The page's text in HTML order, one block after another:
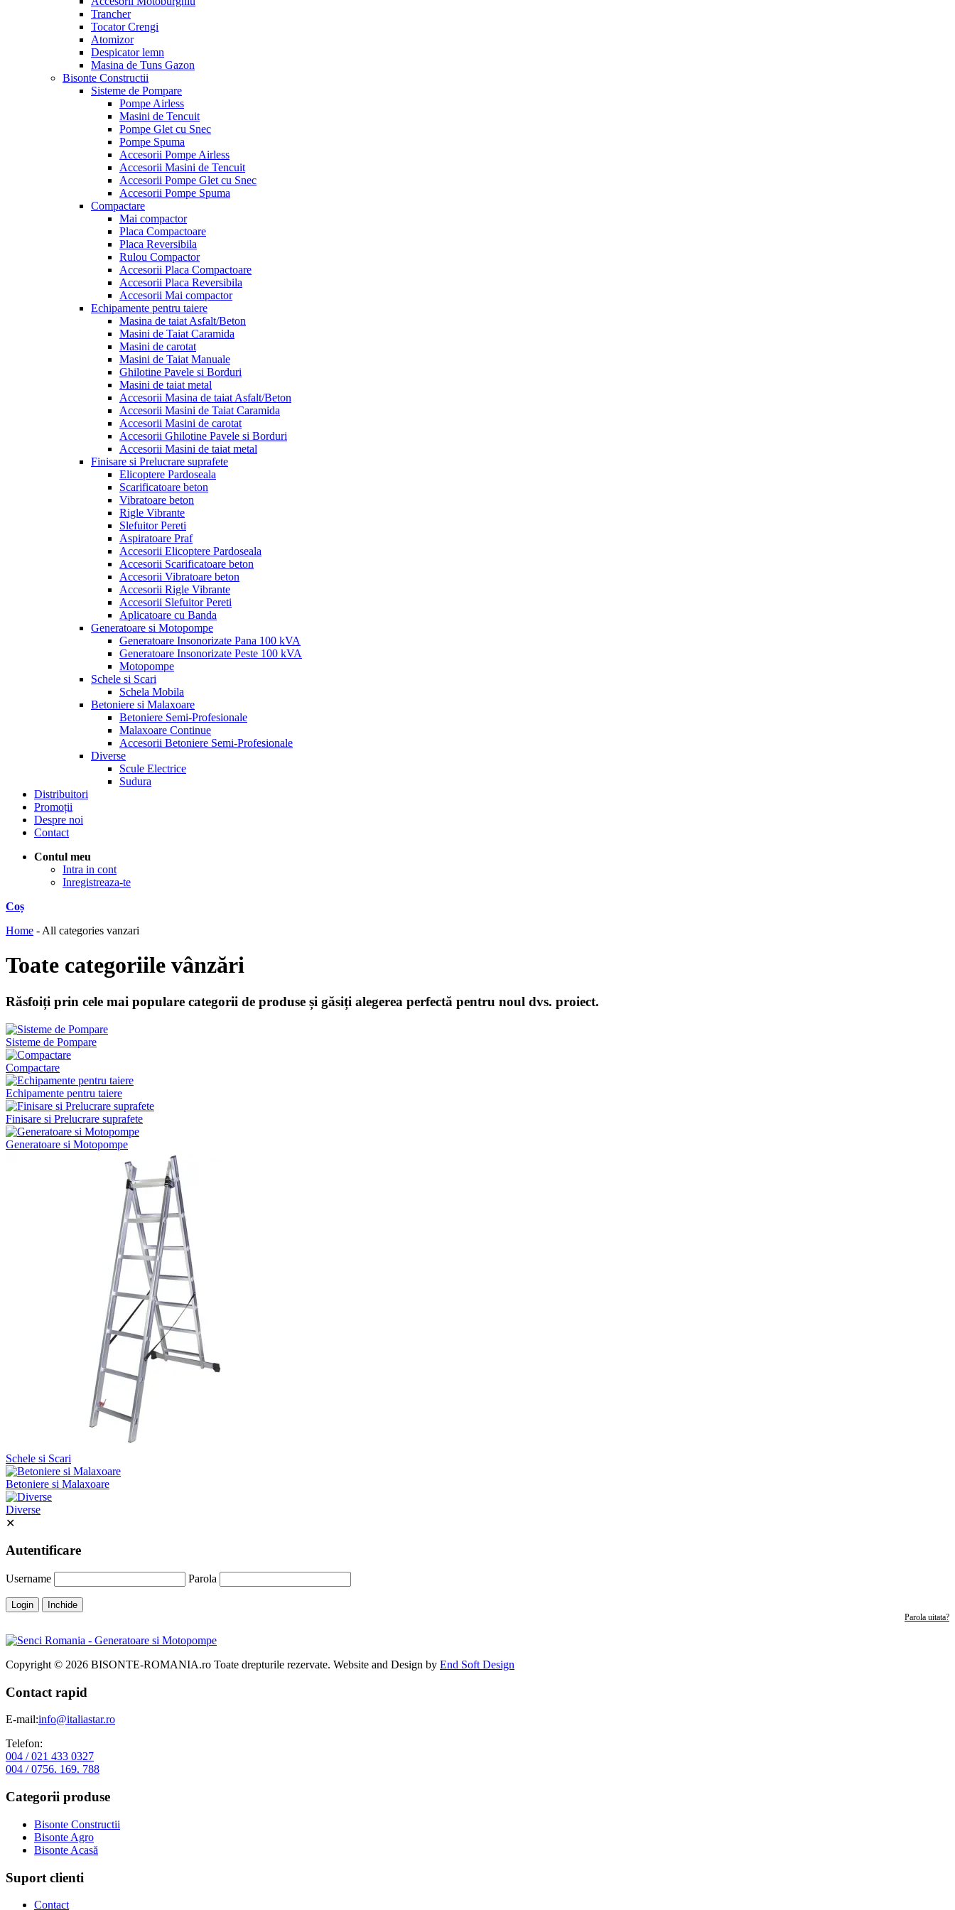
Trancher
Tocator Crengi
Atomizor
Despicator lemn
Masina de Tuns Gazon
Bisonte Constructii
Sisteme de Pompare
Pompe Airless
Masini de Tencuit
Pompe Glet cu Snec
Pompe Spuma
Accesorii Pompe Airless
Accesorii Masini de Tencuit
Accesorii Pompe Glet cu Snec
Accesorii Pompe Spuma
Compactare
Mai compactor
Placa Compactoare
Placa Reversibila
Rulou Compactor
Accesorii Placa Compactoare
Accesorii Placa Reversibila
Accesorii Mai compactor
Echipamente pentru taiere
Masina de taiat Asfalt/Beton
Masini de Taiat Caramida
Masini de carotat
Masini de Taiat Manuale
Ghilotine Pavele si Borduri
Masini de taiat metal
Accesorii Masina de taiat Asfalt/Beton
Accesorii Masini de Taiat Caramida
Accesorii Masini de carotat
Accesorii Ghilotine Pavele si Borduri
Accesorii Masini de taiat metal
Finisare si Prelucrare suprafete
Elicoptere Pardoseala
Scarificatoare beton
Vibratoare beton
Rigle Vibrante
Slefuitor Pereti
Aspiratoare Praf
Accesorii Elicoptere Pardoseala
Accesorii Scarificatoare beton
Accesorii Vibratoare beton
Accesorii Rigle Vibrante
Accesorii Slefuitor Pereti
Aplicatoare cu Banda
Generatoare si Motopompe
Generatoare Insonorizate Pana 100 kVA
Generatoare Insonorizate Peste 100 kVA
Motopompe
Schele si Scari
Schela Mobila
Betoniere si Malaxoare
Betoniere Semi-Profesionale
Malaxoare Continue
Accesorii Betoniere Semi-Profesionale
Diverse
Scule Electrice
Sudura
Distribuitori
Promoții
Despre noi
Contact
Contul meu
Intra in cont
Inregistreaza-te
Coș
Home - All categories vanzari
Toate categoriile vânzări
Răsfoiți prin cele mai populare categorii de produse și găsiți alegerea perfectă pentru noul dvs. proiect.
Sisteme de Pompare
Compactare
Echipamente pentru taiere
Finisare si Prelucrare suprafete
Generatoare si Motopompe
Schele si Scari
Betoniere si Malaxoare
Diverse
✕
Autentificare
Username Parola
Login Inchide
Parola uitata?
Copyright © 2026 BISONTE-ROMANIA.ro Toate drepturile rezervate. Website and Design by End Soft Design
Contact rapid
E-mail:info@italiastar.ro
Telefon:
004 / 021 433 0327
004 / 0756. 169. 788
Categorii produse
Bisonte Constructii
Bisonte Agro
Bisonte Acasă
Suport clienti
Contact